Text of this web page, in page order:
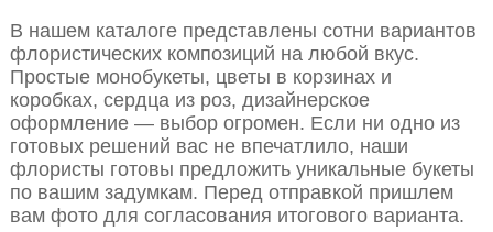
В нашем каталоге представлены сотни вариантов
флористических композиций на любой вкус.
Простые монобукеты, цветы в корзинах и
коробках, сердца из роз, дизайнерское
оформление — выбор огромен. Если ни одно из
готовых решений вас не впечатлило, наши
флористы готовы предложить уникальные букеты
по вашим задумкам. Перед отправкой пришлем
вам фото для согласования итогового варианта.